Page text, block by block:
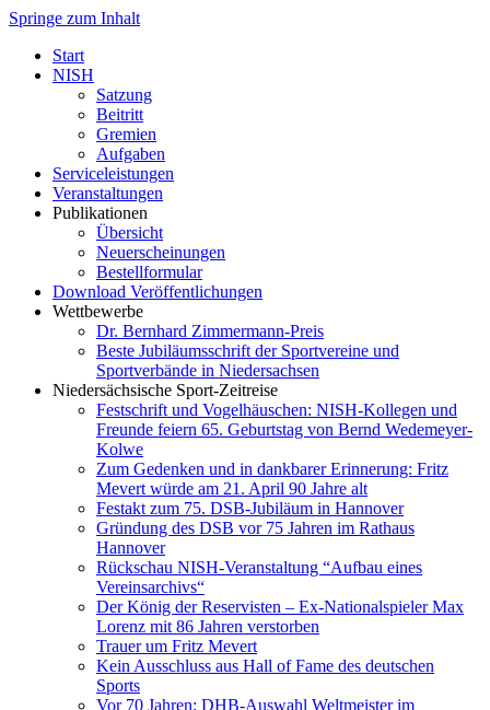
Springe zum Inhalt
Start
NISH
Satzung
Beitritt
Gremien
Aufgaben
Serviceleistungen
Veranstaltungen
Publikationen
Übersicht
Neuerscheinungen
Bestellformular
Download Veröffentlichungen
Wettbewerbe
Dr. Bernhard Zimmermann-Preis
Beste Jubiläumsschrift der Sportvereine und
Sportverbände in Niedersachsen
Niedersächsische Sport-Zeitreise
Festschrift und Vogelhäuschen: NISH-Kollegen und
Freunde feiern 65. Geburtstag von Bernd Wedemeyer-
Kolwe
Zum Gedenken und in dankbarer Erinnerung: Fritz
Mevert würde am 21. April 90 Jahre alt
Festakt zum 75. DSB-Jubiläum in Hannover
Gründung des DSB vor 75 Jahren im Rathaus
Hannover
Rückschau NISH-Veranstaltung “Aufbau eines
Vereinsarchivs“
Der König der Reservisten – Ex-Nationalspieler Max
Lorenz mit 86 Jahren verstorben
Trauer um Fritz Mevert
Kein Ausschluss aus Hall of Fame des deutschen
Sports
Vor 70 Jahren: DHB-Auswahl Weltmeister im